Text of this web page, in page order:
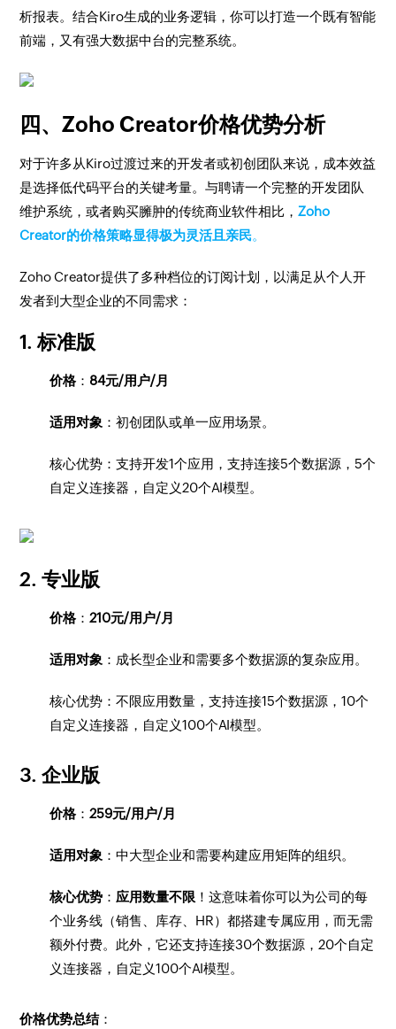
析报表。结合Kiro生成的业务逻辑，你可以打造一个既有智能
前端，又有强大数据中台的完整系统。
四、Zoho Creator价格优势分析
对于许多从Kiro过渡过来的开发者或初创团队来说，成本效益
是选择低代码平台的关键考量。与聘请一个完整的开发团队
维护系统，或者购买臃肿的传统商业软件相比，Zoho
Creator的价格策略显得极为灵活且亲民。
Zoho Creator提供了多种档位的订阅计划，以满足从个人开
发者到大型企业的不同需求：
1. 标准版
价格： 84元/用户/月
适用对象 ：初创团队或单一应用场景。
核心优势：支持开发1个应用，支持连接5个数据源，5个
自定义连接器，自定义20个AI模型。
2. 专业版
价格：210元/用户/月
适用对象 ：成长型企业和需要多个数据源的复杂应用。
核心优势：不限应用数量，支持连接15个数据源，10个
自定义连接器，自定义100个AI模型。
3. 企业版
价格：259元/用户/月
适用对象 ：中大型企业和需要构建应用矩阵的组织。
核心优势 ： 应用数量不限 ！这意味着你可以为公司的每
个业务线（销售、库存、HR）都搭建专属应用，而无需
额外付费。此外，它还支持连接30个数据源，20个自定
义连接器，自定义100个AI模型。
价格优势总结：